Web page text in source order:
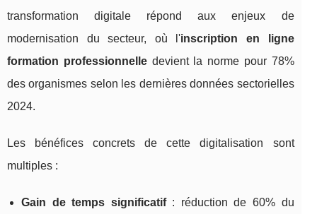
transformation digitale répond aux enjeux de
modernisation du secteur, où l'inscription en ligne
formation professionnelledevient la norme pour 78%
des organismes selon les dernières données sectorielles
2024.
Les bénéfices concrets de cette digitalisation sont
multiples :
Gain de temps significatif: réduction de 60% du